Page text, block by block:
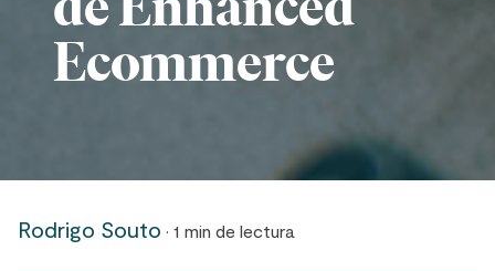
Ecommerce
Rodrigo Souto · 1 min de lectura